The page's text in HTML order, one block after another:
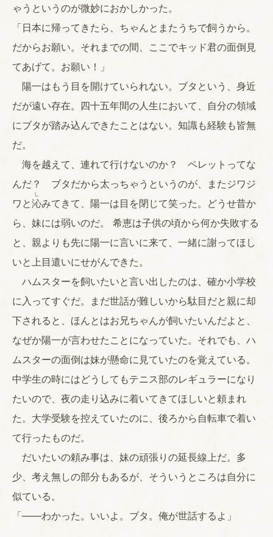
ゃうというのが微妙におかしかった。
「日本に帰ってきたら、ちゃんとまたうちで飼うから。
だからお願い。それまでの間、ここでキッド君の面倒見
てあげて。お願い！」
陽一はもう目を開けていられない。ブタという、身近
だが遠い存在。四十五年間の人生において、自分の領域
にブタが踏み込んできたことはない。知識も経験も皆無
だ。
海を越えて、連れて行けないのか？ ペレットってな
んだ？ ブタだから太っちゃうというのが、またジワジ
ワと沁
し
みてきて、陽一は目を閉じて笑った。どうせ昔か
ら、妹には弱いのだ。 希恵は子供の頃から何か失敗する
と、親よりも先に陽一に言いに来て、一緒に謝ってほし
いと上目遣いにせがんできた。
ハムスターを飼いたいと言い出したのは、確か小学校
に入ってすぐだ。まだ世話が難しいから駄目だと親に却
下されると、ほんとはお兄ちゃんが飼いたいんだよと、
なぜか陽一が言わせたことになっていた。それでも、ハ
ムスターの面倒は妹が懸命に見ていたのを覚えている。
中学生の時にはどうしてもテニス部のレギュラーになり
たいので、夜の走り込みに着いてきてほしいと頼まれ
た。大学受験を控えていたのに、後ろから自転車で着い
て行ったものだ。
だいたいの頼み事は、妹の頑張りの延長線上だ。多
少、考え無しの部分もあるが、そういうところは自分に
似ている。
「――わかった。いいよ。ブタ。俺が世話するよ」